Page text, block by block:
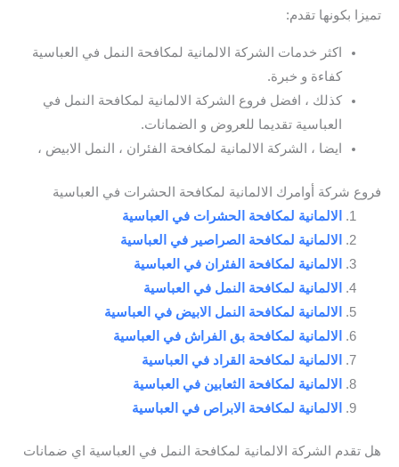
تميزا بكونها تقدم:
اكثر خدمات الشركة الالمانية لمكافحة النمل في العباسية
كفاءة و خبرة.
كذلك ، افضل فروع الشركة الالمانية لمكافحة النمل في
العباسية تقديما للعروض و الضمانات.
ايضا ، الشركة الالمانية لمكافحة الفئران ، النمل الابيض ،
فروع شركة أوامرك الالمانية لمكافحة الحشرات في العباسية
الالمانية لمكافحة الحشرات في العباسية
الالمانية لمكافحة الصراصير في العباسية
الالمانية لمكافحة الفئران في العباسية
الالمانية لمكافحة النمل في العباسية
الالمانية لمكافحة النمل الابيض في العباسية
الالمانية لمكافحة بق الفراش في العباسية
الالمانية لمكافحة القراد في العباسية
الالمانية لمكافحة الثعابين في العباسية
الالمانية لمكافحة الابراص في العباسية
هل تقدم الشركة الالمانية لمكافحة النمل في العباسية اي ضمانات